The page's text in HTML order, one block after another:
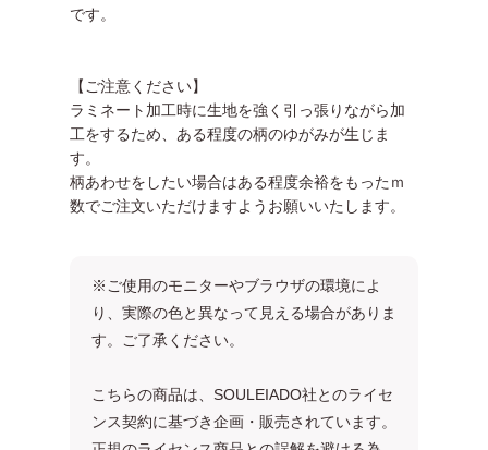
です。
【ご注意ください】
ラミネート加工時に生地を強く引っ張りながら加
工をするため、ある程度の柄のゆがみが生じま
す。
柄あわせをしたい場合はある程度余裕をもったｍ
数でご注文いただけますようお願いいたします。
※ご使用のモニターやブラウザの環境によ
り、実際の色と異なって見える場合がありま
す。ご了承ください。
こちらの商品は、SOULEIADO社とのライセ
ンス契約に基づき企画・販売されています。